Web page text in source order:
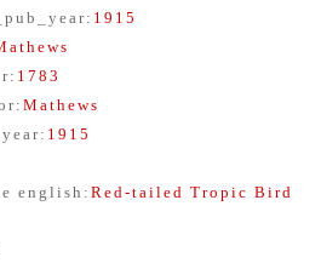
: 1915
: 1783
: Mathews
: 1915
english : Red-tailed Tropic Bird